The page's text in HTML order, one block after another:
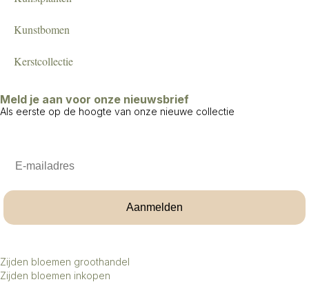
Kunstbomen
Kerstcollectie
Meld je aan voor onze nieuwsbrief
Als eerste op de hoogte van onze nieuwe collectie
Aanmelden
Zijden bloemen groothandel
Zijden bloemen inkopen